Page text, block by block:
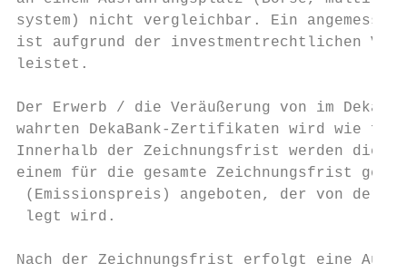
system) nicht vergleichbar. Ein
ist aufgrund der investmentrechtlichen
leistet.
Der Erwerb / die Veräußerung von im
wahrten DekaBank-Zertifikaten wird wie
Innerhalb der Zeichnungsfrist werden die
­einem für die gesamte Zeichnungsfrist
(Emissionspreis) angeboten, der von der
legt wird.
Nach der Zeichnungsfrist erfolgt eine